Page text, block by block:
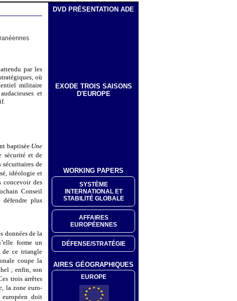
par les
où
militaire
et
baptisée Une
sécurité et de
sécuritaires de
idéologie et
concevoir des
Conseil
défendre plus
données de la
forme un
de ce triangle
coupe la
; enfin, son
trois arrêtes
la zone euro-
doit
DVD PRÉSENTATION ADE
EXODE TROIS SAISONS
D'EUROPE
WORKING PAPERS
SYSTÈME
INTERNATIONAL ET
STABILITÉ GLOBALE
AFFAIRES
EUROPÉENNES
DÉFENSE/STRATÉGIE
AIRES GÉOGRAPHIQUES
EUROPE